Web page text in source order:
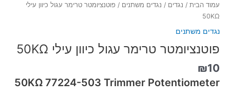
עמוד הבית / נגדים / נגדים משתנים / פוטנציומטר טרימר עגול כיוון עילי
50KΩ
נגדים משתנים
פוטנציומטר טרימר עגול כיוון עילי 50KΩ
₪10
50KΩ 77224-503 Trimmer Potentiometer